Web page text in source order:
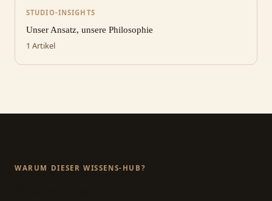
STUDIO-INSIGHTS
Unser Ansatz, unsere Philosophie
1 Artikel
WARUM DIESER WISSENS-HUB?